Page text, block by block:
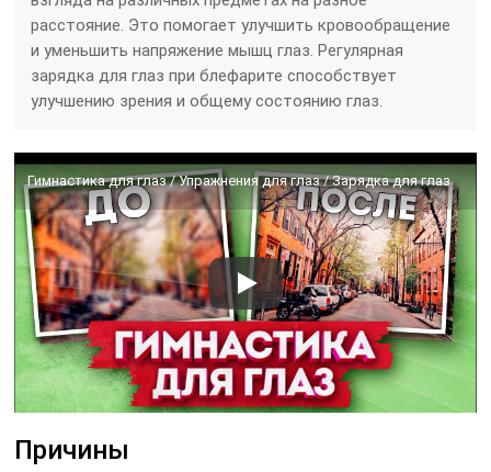
расстояние. Это помогает улучшить кровообращение
и уменьшить напряжение мышц глаз. Регулярная
зарядка для глаз при блефарите способствует
улучшению зрения и общему состоянию глаз.
Гимнастика для глаз / Упражнения для глаз / Зарядка для глаз
Причины